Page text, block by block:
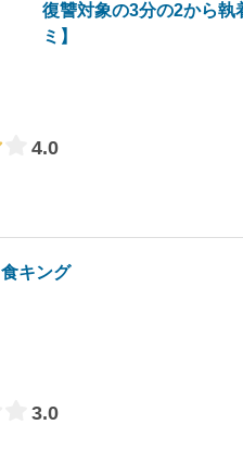
復讐対象の3分の2から執
ミ】
4.0
食キング
3.0